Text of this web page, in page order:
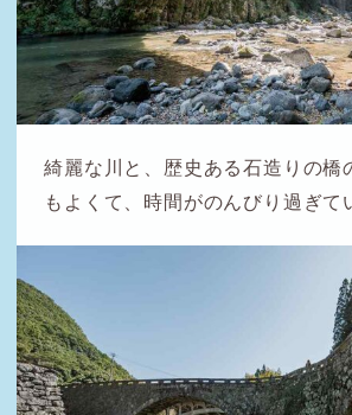
綺麗な川と、歴史ある石造りの橋
もよくて、時間がのんびり過ぎて